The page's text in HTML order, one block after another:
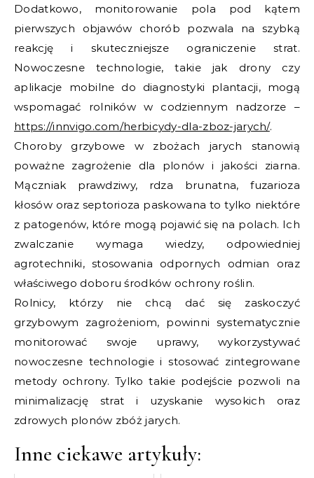
Dodatkowo, monitorowanie pola pod kątem
pierwszych objawów chorób pozwala na szybką
reakcję i skuteczniejsze ograniczenie strat.
Nowoczesne technologie, takie jak drony czy
aplikacje mobilne do diagnostyki plantacji, mogą
wspomagać rolników w codziennym nadzorze –
https://innvigo.com/herbicydy-dla-zboz-jarych/.
Choroby grzybowe w zbożach jarych stanowią
poważne zagrożenie dla plonów i jakości ziarna.
Mączniak prawdziwy, rdza brunatna, fuzarioza
kłosów oraz septorioza paskowana to tylko niektóre
z patogenów, które mogą pojawić się na polach. Ich
zwalczanie wymaga wiedzy, odpowiedniej
agrotechniki, stosowania odpornych odmian oraz
właściwego doboru środków ochrony roślin.
Rolnicy, którzy nie chcą dać się zaskoczyć
grzybowym zagrożeniom, powinni systematycznie
monitorować swoje uprawy, wykorzystywać
nowoczesne technologie i stosować zintegrowane
metody ochrony. Tylko takie podejście pozwoli na
minimalizację strat i uzyskanie wysokich oraz
zdrowych plonów zbóż jarych.
Inne ciekawe artykuły: